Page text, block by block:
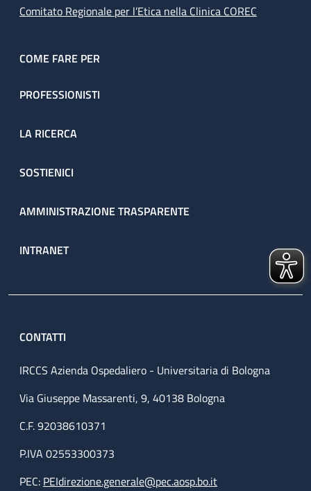
Comitato Regionale per l’Etica nella Clinica COREC
COME FARE PER
PROFESSIONISTI
LA RICERCA
SOSTIENICI
AMMINISTRAZIONE TRASPARENTE
INTRANET
CONTATTI
IRCCS Azienda Ospedaliero - Universitaria di Bologna
Via Giuseppe Massarenti, 9, 40138 Bologna
C.F. 92038610371
P.IVA 02553300373
PEC: PEIdirezione.generale@pec.aosp.bo.it